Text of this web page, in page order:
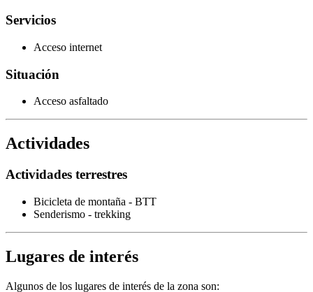
Servicios
Acceso internet
Situación
Acceso asfaltado
Actividades
Actividades terrestres
Bicicleta de montaña - BTT
Senderismo - trekking
Lugares de interés
Algunos de los lugares de interés de la zona son: